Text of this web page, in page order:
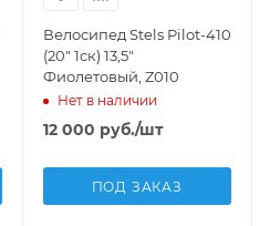
Велосипед Stels Pilot-410
(20" 1ск) 13,5"
Фиолетовый, Z010
Нет в наличии
12 000 руб./шт
ПОД ЗАКАЗ